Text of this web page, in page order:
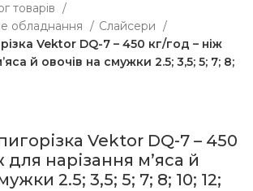
товарів
обладнання
Слайсери
Vektor DQ-7 – 450 кг/год – ніж
й овочів на смужки 2.5; 3,5; 5; 7; 8;
Vektor DQ-7 – 450
для нарізання м’яса й
2.5; 3,5; 5; 7; 8; 10; 12;